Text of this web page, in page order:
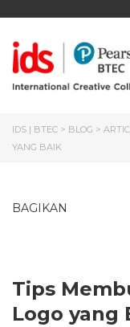
IDS | BTEC > BLOG >
YANG BAIK
BAGIKAN
Tips
Logo yang